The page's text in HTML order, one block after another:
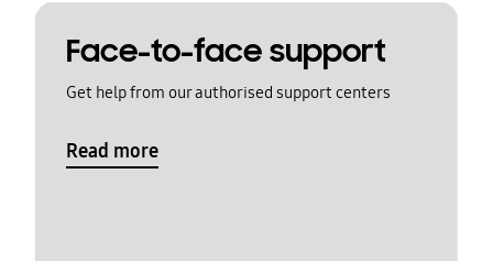
Face-to-face support
Get help from our authorised support centers
Read more